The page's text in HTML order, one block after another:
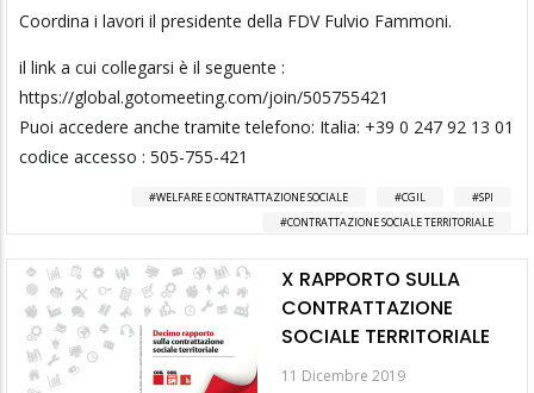
Coordina i lavori il presidente della FDV Fulvio Fammoni.
il link a cui collegarsi è il seguente :
https://global.gotomeeting.com/join/505755421
Puoi accedere anche tramite telefono: Italia: +39 0 247 92 13 01
codice accesso : 505-755-421
WELFARE E CONTRATTAZIONE SOCIALE CGIL
SPI
CONTRATTAZIONE SOCIALE TERRITORIALE
X RAPPORTO SULLA
CONTRATTAZIONE
SOCIALE TERRITORIALE
11 Dicembre 2019